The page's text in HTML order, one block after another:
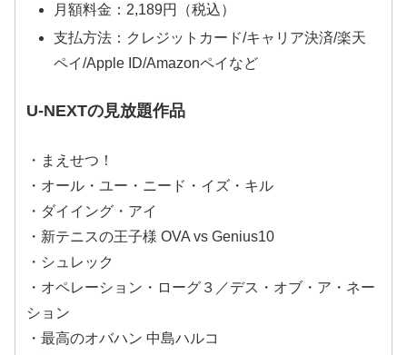
月額料金：2,189円（税込）
支払方法：クレジットカード/キャリア決済/楽天
ペイ/Apple ID/Amazonペイなど
U-NEXTの見放題作品
・まえせつ！
・オール・ユー・ニード・イズ・キル
・ダイイング・アイ
・新テニスの王子様 OVA vs Genius10
・シュレック
・オペレーション・ローグ３／デス・オブ・ア・ネー
ション
・最高のオバハン 中島ハルコ